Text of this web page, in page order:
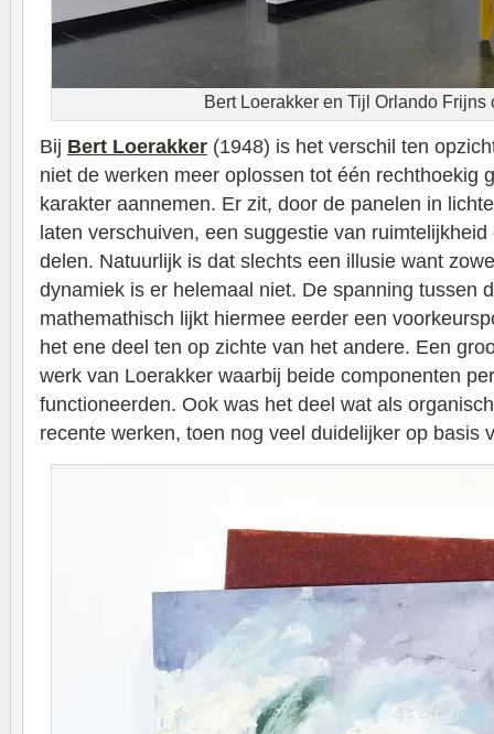
Bert Loerakker en Tijl Orlando Frijns
Bij Bert Loerakker (1948) is het verschil ten
niet de werken meer oplossen tot één rechthoekig
karakter aannemen. Er zit, door de panelen in
laten verschuiven, een suggestie van
delen. Natuurlijk is dat slechts een illusie want
dynamiek is er helemaal niet. De spanning tussen
mathemathisch lijkt hiermee eerder een
het ene deel ten op zichte van het andere. Een
werk van Loerakker waarbij beide componenten
functioneerden. Ook was het deel wat als
recente werken, toen nog veel duidelijker op basis